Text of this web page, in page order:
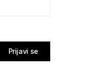
Prijavi se